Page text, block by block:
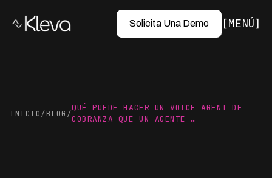
Solicita Una Demo MENÚ
INICIO/BLOG /
QUÉ PUEDE HACER UN VOICE AGENT DE
COBRANZA QUE UN AGENTE …